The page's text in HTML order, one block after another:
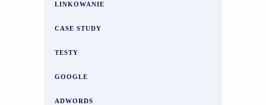
LINKOWANIE
CASE STUDY
TESTY
GOOGLE
ADWORDS